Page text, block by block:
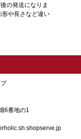
の発送になりま
や長さなど違い
6番地の1